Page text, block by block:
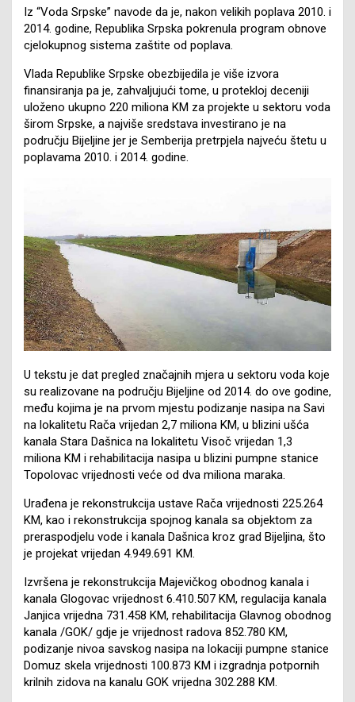
Iz “Voda Srpske” navode da je, nakon velikih poplava 2010. i
2014. godine, Republika Srpska pokrenula program obnove
cjelokupnog sistema zaštite od poplava.
Vlada Republike Srpske obezbijedila je više izvora
finansiranja pa je, zahvaljujući tome, u protekloj deceniji
uloženo ukupno 220 miliona KM za projekte u sektoru voda
širom Srpske, a najviše sredstava investirano je na
području Bijeljine jer je Semberija pretrpjela najveću štetu u
poplavama 2010. i 2014. godine.
U tekstu je dat pregled značajnih mjera u sektoru voda koje
su realizovane na području Bijeljine od 2014. do ove godine,
među kojima je na prvom mjestu podizanje nasipa na Savi
na lokalitetu Rača vrijedan 2,7 miliona KM, u blizini ušća
kanala Stara Dašnica na lokalitetu Visoč vrijedan 1,3
miliona KM i rehabilitacija nasipa u blizini pumpne stanice
Topolovac vrijednosti veće od dva miliona maraka.
Urađena je rekonstrukcija ustave Rača vrijednosti 225.264
KM, kao i rekonstrukcija spojnog kanala sa objektom za
preraspodjelu vode i kanala Dašnica kroz grad Bijeljina, što
je projekat vrijedan 4.949.691 KM.
Izvršena je rekonstrukcija Majevičkog obodnog kanala i
kanala Glogovac vrijednost 6.410.507 KM, regulacija kanala
Janjica vrijedna 731.458 KM, rehabilitacija Glavnog obodnog
kanala /GOK/ gdje je vrijednost radova 852.780 KM,
podizanje nivoa savskog nasipa na lokaciji pumpne stanice
Domuz skela vrijednosti 100.873 KM i izgradnja potpornih
krilnih zidova na kanalu GOK vrijedna 302.288 KM.